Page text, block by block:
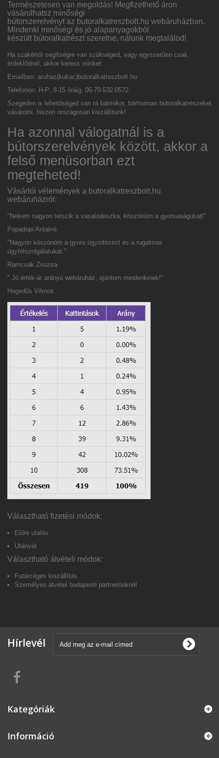
Természetesen van megoldás! Megfizethető áron
vásárolhatsz minőségi
bútorszerelvényt az butoralkatreszbolt.hu webáruházban.
Mindenki minőségi és jó alapanyagokból
készült bútoralkatrészt szeretne, nálunk megtalálod!
Ha szakértői segítségre van szükséged, vagy egyszerűen csak
érdeklődnél, akkor keress minket:
Emailben: aruhaz(kukac)butoralkatreszbolt.hu
Telefonon: H-P: 8-15 óráig: 06-70-532-0572
Szegeden is lehetőséged van rá bármikor, bárhonnan bútoralkatrészeket
vásárolni, hiszen országosan kiszállítunk!
Ha azonnal válogatnál is a
bútorszerelvények között, akkor a
felső menüsorban ezt
megteheted!
Vásárlói vélemények a butoralkatreszbolt.hu
webáruházról:
"Nekem nagyon tetszik a vasalódeszka, köszönöm a gyorsaságukat!"
Papadopi Antalné
"Nagyon köszönöm a gyors ügyintézést és a rugalmas
ügyfélszolgálatukat."
Ramcsák Zsuzsa
" Jó érték-ár arányú webáruház, ajánlom mindenkinek!"
Hegedűs Vilmos
Választható fizetési módok:
Előre utalás
Utánvét
Választható átvételi módok:
Futárcéges kiszállítás
Személyes átvétel budapesti partnerünkné
Hírlevél
Kategóriák
Információ